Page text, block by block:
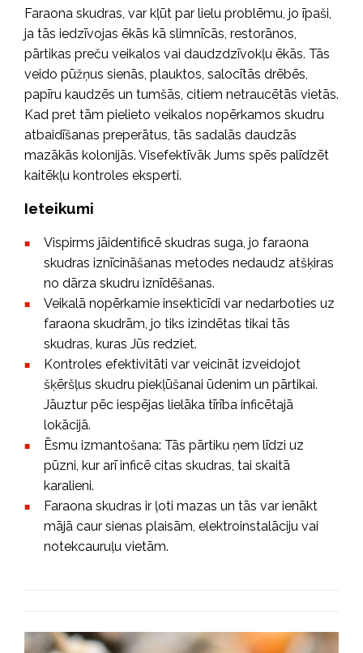
Faraona skudras, var kļūt par lielu problēmu, jo īpaši,
ja tās iedzīvojas ēkās kā slimnīcās, restorānos,
pārtikas preču veikalos vai daudzdzīvokļu ēkās. Tās
veido pūžņus sienās, plauktos, salocītās drēbēs,
papīru kaudzēs un tumšās, citiem netraucētās vietās.
Kad pret tām pielieto veikalos nopērkamos skudru
atbaidīšanas preperātus, tās sadalās daudzās
mazākās kolonijās. Visefektīvāk Jums spēs palīdzēt
kaitēkļu kontroles eksperti.
Ieteikumi
Vispirms jāidentificē skudras suga, jo faraona
skudras iznīcināšanas metodes nedaudz atšķiras
no dārza skudru iznīdēšanas.
Veikalā nopērkamie insekticīdi var nedarboties uz
faraona skudrām, jo tiks izindētas tikai tās
skudras, kuras Jūs redziet.
Kontroles efektivitāti var veicināt izveidojot
šķēršļus skudru piekļūšanai ūdenim un pārtikai.
Jāuztur pēc iespējas lielāka tīrība inficētajā
lokācijā.
Ēsmu izmantošana: Tās pārtiku ņem līdzi uz
pūzni, kur arī inficē citas skudras, tai skaitā
karalieni.
Faraona skudras ir ļoti mazas un tās var ienākt
mājā caur sienas plaisām, elektroinstalāciju vai
notekcauruļu vietām.